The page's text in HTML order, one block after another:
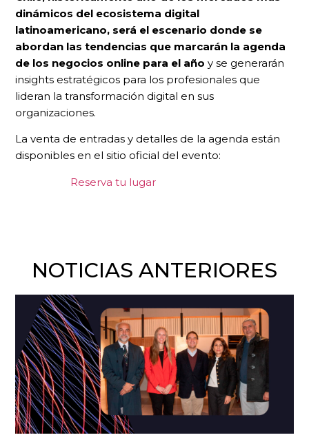
dinámicos del ecosistema digital
latinoamericano, será el escenario donde se
abordan las tendencias que marcarán la agenda
de los negocios online para el año y se generarán
insights estratégicos para los profesionales que
lideran la transformación digital en sus
organizaciones.
La venta de entradas y detalles de la agenda están
disponibles en el sitio oficial del evento:
Reserva tu lugar
NOTICIAS ANTERIORES